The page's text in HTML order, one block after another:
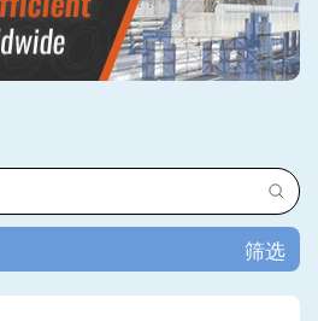
筛选